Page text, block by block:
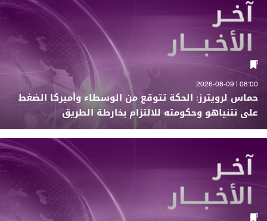
08:00 | 2026-08-09
حماس لرويترز: الحكة تتوقع من الوسطاء وأميركا الضغط
على نتنياهو وحكومته للالتزام بخارطة الطريق